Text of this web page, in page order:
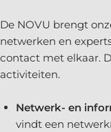
De NOVU brengt
netwerken en
contact met elkaar.
activiteiten.
Netwerk- en
vindt een